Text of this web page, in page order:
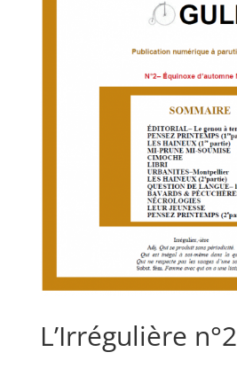
L’Irrégulière n°2